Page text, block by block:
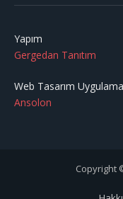
Yapım
Gergedan Tanıtım
Web Tasarım Uygulama
Ansolon
Copyright